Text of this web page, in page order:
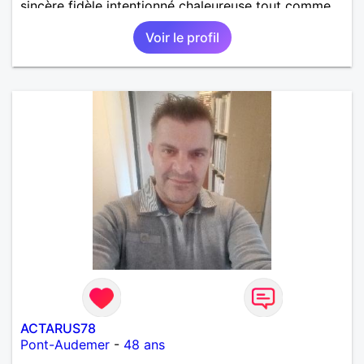
sincère fidèle intentionné chaleureuse tout comme
les les deux parties recherches.
Voir le profil
ACTARUS78
Pont-Audemer - 48 ans